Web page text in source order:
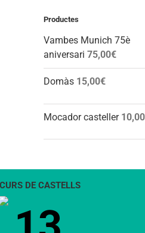
Productes
Vambes Munich 75è
aniversari 75,00€
Domàs 15,00€
Mocador casteller 10,00
DE CASTELLS